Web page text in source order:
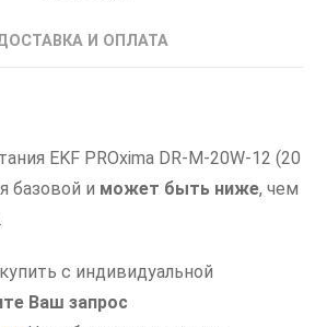
И ОПЛАТА
EKF PROxima DR-M-20W-12 (20
базовой и может быть ниже, чем
с индивидуальной
Ваш запрос